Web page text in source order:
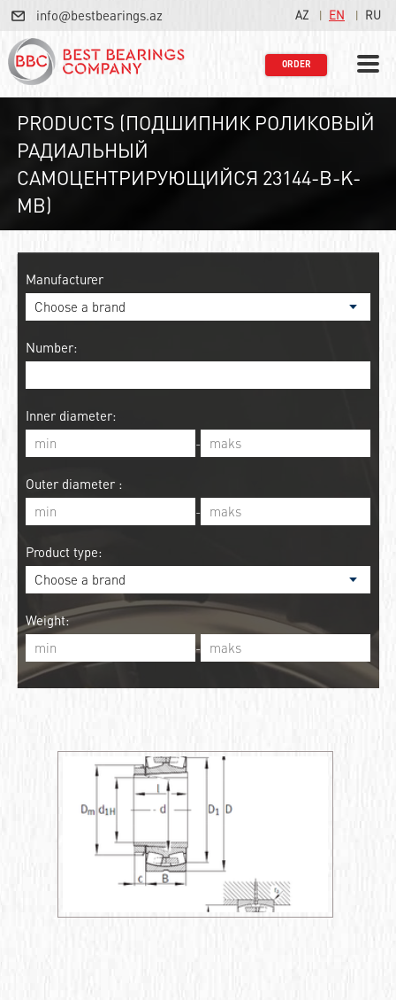
info@bestbearings.az AZ EN RU
ORDER
PRODUCTS (ПОДШИПНИК РОЛИКОВЫЙ
РАДИАЛЬНЫЙ
САМОЦЕНТРИРУЮЩИЙСЯ 23144-B-K-
MB)
Manufacturer
Number:
Inner diameter:
-
Outer diameter :
-
Product type:
Weight:
-